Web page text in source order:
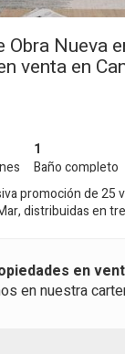
Obra Nueva
venta en
1
Baño completo
promoción de 25
distribuidas en
y la
únicos y
mar, plazas de
en
en nuestra